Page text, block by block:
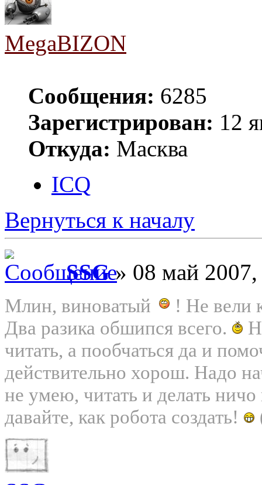
MegaBIZON
Сообщения: 6285
Зарегистрирован: 12
Откуда: Масква
ICQ
Вернуться к началу
SSG» 08 май 2007,
Млин, виноватый
! Не вели
Два разика обшипся всего.
читать, а пообчаться да и
действительно хорош. Надо
не умею, читать и делать
давайте, как робота создать!